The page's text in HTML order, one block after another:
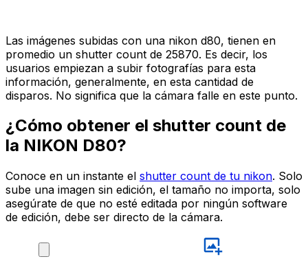
Las imágenes subidas con una nikon d80, tienen en
promedio un shutter count de 25870. Es decir, los
usuarios empiezan a subir fotografías para esta
información, generalmente, en esta cantidad de
disparos. No significa que la cámara falle en este punto.
¿Cómo obtener el shutter count de
la NIKON D80?
Conoce en un instante el shutter count de tu nikon. Solo
sube una imagen sin edición, el tamaño no importa, solo
asegúrate de que no esté editada por ningún software
de edición, debe ser directo de la cámara.